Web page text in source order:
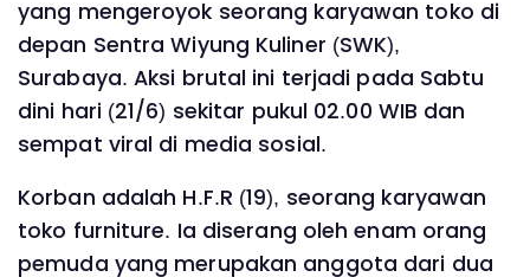
yang mengeroyok seorang karyawan toko di
depan Sentra Wiyung Kuliner (SWK),
Surabaya. Aksi brutal ini terjadi pada Sabtu
dini hari (21/6) sekitar pukul 02.00 WIB dan
sempat viral di media sosial.
Korban adalah H.F.R (19), seorang karyawan
toko furniture. Ia diserang oleh enam orang
pemuda yang merupakan anggota dari dua